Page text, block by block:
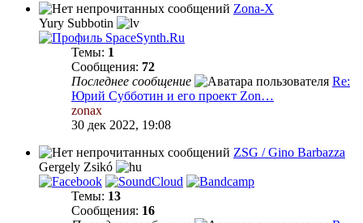
Zona-X
Yury Subbotin
Темы: 1
Сообщения: 72
Последнее сообщение
Re:
Юрий Субботин и его проект Zon…
zonax
30 дек 2022, 19:08
ZSG / Gino Barbazza
Gergely Zsikó
Темы: 13
Сообщения: 16